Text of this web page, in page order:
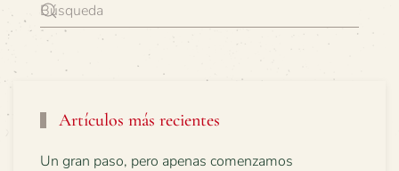
Artículos más recientes
Un gran paso, pero apenas comenzamos